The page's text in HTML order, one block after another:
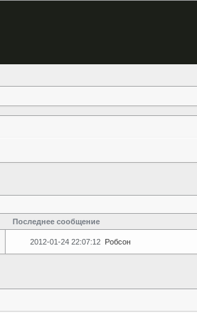
Последнее сообщение
2012-01-24 22:07:12 Робсон